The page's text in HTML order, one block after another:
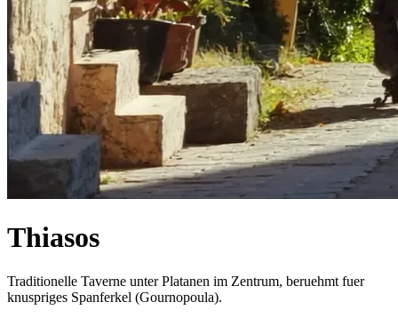
Thiasos
Traditionelle Taverne unter Platanen im Zentrum, beruehmt fuer
knuspriges Spanferkel (Gournopoula).